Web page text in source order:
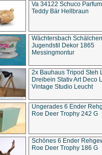
Va 34122 Schuco
Teddy Bär Hellbraun
Wächtersbach Schälchen
Jugendstil Dekor 1865
Messingmontur
2x Bauhaus Tripod Steh
Dreibein Stativ Art Deco
Vintage Studio Leucht
Ungerades 6 Ender
Roe Deer Trophy 242 G
Schönes 6 Ender
Roe Deer Trophy 186 G